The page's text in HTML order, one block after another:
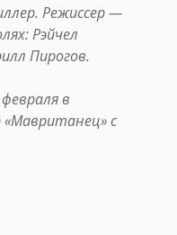
Режиссер —
Рэйчел
Пирогов.
в
с